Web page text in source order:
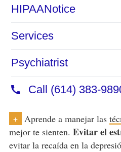
+ Aprende a manejar las
mejor te sienten. Evitar el
evitar la recaída en la